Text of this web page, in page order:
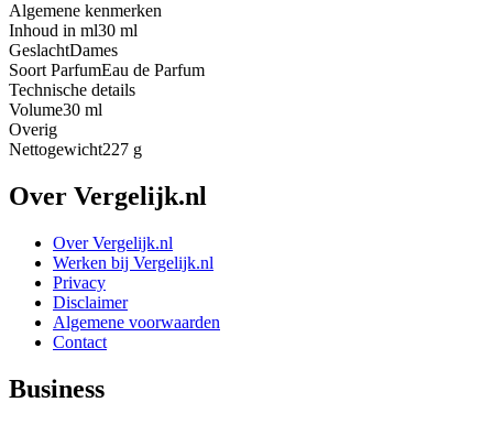
Algemene kenmerken
Inhoud in ml30 ml
GeslachtDames
Soort ParfumEau de Parfum
Technische details
Volume30 ml
Overig
Nettogewicht227 g
Over Vergelijk.nl
Over Vergelijk.nl
Werken bij Vergelijk.nl
Privacy
Disclaimer
Algemene voorwaarden
Contact
Business